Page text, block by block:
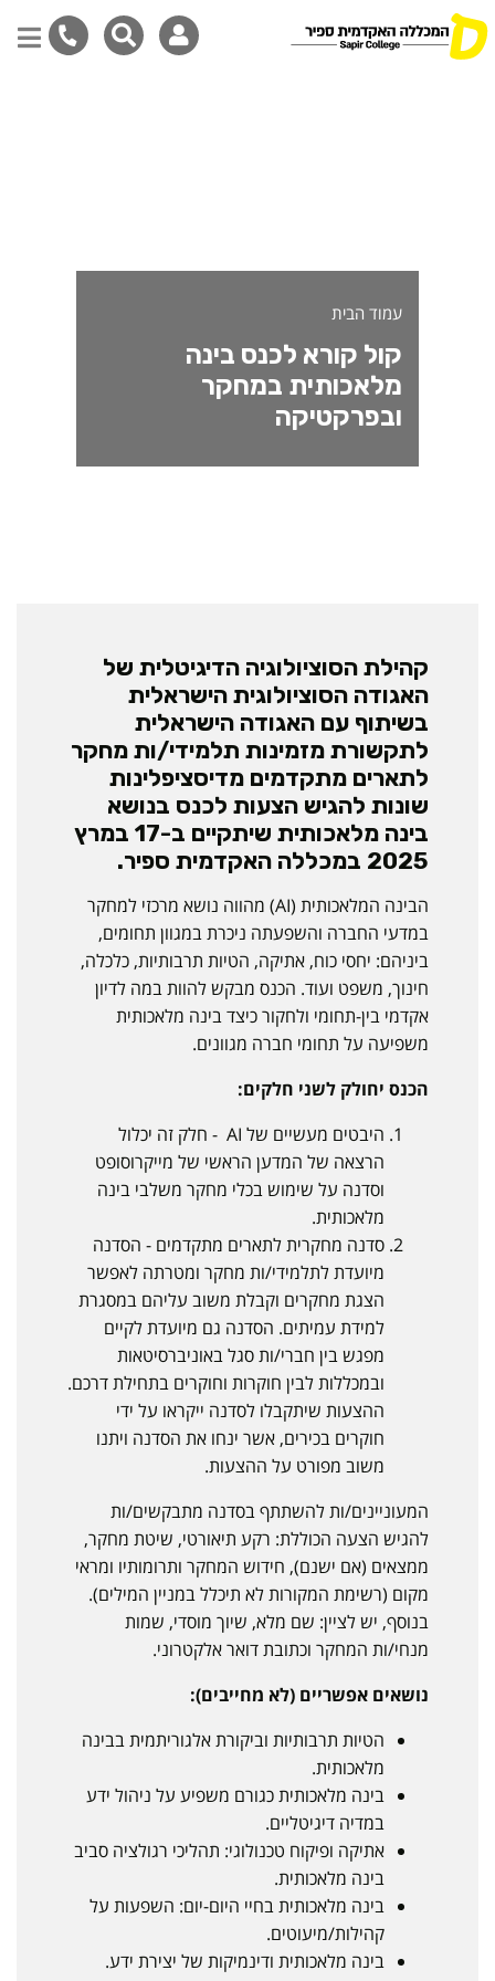
עמוד הבית
קול קורא לכנס בינה
מלאכותית במחקר
ובפרקטיקה
קהילת הסוציולוגיה הדיגיטלית של
האגודה הסוציולוגית הישראלית
בשיתוף עם האגודה הישראלית
לתקשורת מזמינות תלמידי/ות מחקר
לתארים מתקדמים מדיסציפלינות
שונות להגיש הצעות לכנס בנושא
בינה מלאכותית שיתקיים ב-17 במרץ
2025 במכללה האקדמית ספיר.
הבינה המלאכותית (AI) מהווה נושא מרכזי למחקר
במדעי החברה והשפעתה ניכרת במגוון תחומים,
ביניהם: יחסי כוח, אתיקה, הטיות תרבותיות, כלכלה,
חינוך, משפט ועוד. הכנס מבקש להוות במה לדיון
אקדמי בין-תחומי ולחקור כיצד בינה מלאכותית
משפיעה על תחומי חברה מגוונים.
הכנס יחולק לשני חלקים:
היבטים מעשיים של AI - חלק זה יכלול
הרצאה של המדען הראשי של מייקרוסופט
וסדנה על שימוש בכלי מחקר משלבי בינה
מלאכותית.
סדנה מחקרית לתארים מתקדמים - הסדנה
מיועדת לתלמידי/ות מחקר ומטרתה לאפשר
הצגת מחקרים וקבלת משוב עליהם במסגרת
למידת עמיתים. הסדנה גם מיועדת לקיים
מפגש בין חברי/ות סגל באוניברסיטאות
ובמכללות לבין חוקרות וחוקרים בתחילת דרכם.
ההצעות שיתקבלו לסדנה ייקראו על ידי
חוקרים בכירים, אשר ינחו את הסדנה ויתנו
משוב מפורט על ההצעות.
המעוניינים/ות להשתתף בסדנה מתבקשים/ות
להגיש הצעה הכוללת: רקע תיאורטי, שיטת מחקר,
ממצאים (אם ישנם), חידוש המחקר ותרומותיו ומראי
מקום (רשימת המקורות לא תיכלל במניין המילים).
בנוסף, יש לציין: שם מלא, שיוך מוסדי, שמות
מנחי/ות המחקר וכתובת דואר אלקטרוני.
נושאים אפשריים (לא מחייבים):
הטיות תרבותיות וביקורת אלגוריתמית בבינה
מלאכותית.
בינה מלאכותית כגורם משפיע על ניהול ידע
במדיה דיגיטליים.
אתיקה ופיקוח טכנולוגי: תהליכי רגולציה סביב
בינה מלאכותית.
בינה מלאכותית בחיי היום-יום: השפעות על
קהילות/מיעוטים.
בינה מלאכותית ודינמיקות של יצירת ידע.